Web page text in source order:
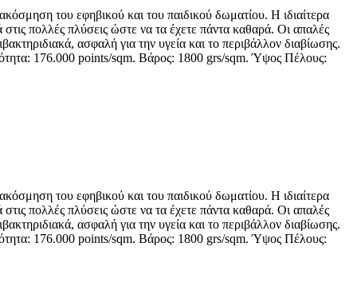
του εφηβικού και του παιδικού δωματίου. Η ιδιαίτερα
πολλές πλύσεις ώστε να τα έχετε πάντα καθαρά. Οι απαλές
ασφαλή για την υγεία και το περιβάλλον διαβίωσης.
176.000 points/sqm. Βάρος: 1800 grs/sqm. Ύψος Πέλους:
του εφηβικού και του παιδικού δωματίου. Η ιδιαίτερα
πολλές πλύσεις ώστε να τα έχετε πάντα καθαρά. Οι απαλές
ασφαλή για την υγεία και το περιβάλλον διαβίωσης.
176.000 points/sqm. Βάρος: 1800 grs/sqm. Ύψος Πέλους: